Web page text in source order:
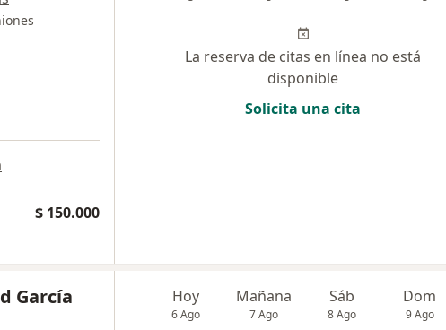
$ 150.000
La reserva de citas en línea no está
disponible
Solicita una cita
García
Hoy
6 Ago
Mañana
7 Ago
Sáb
8 Ago
Dom
9 Ago